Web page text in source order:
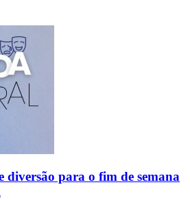
diversão para o fim de semana